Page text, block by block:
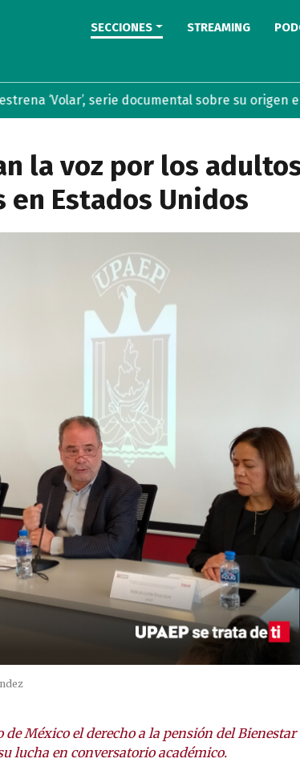
SECCIONES STREAMING
serie documental sobre su origen en
la voz por los
en Estados Unidos
México el derecho a la pensión del Bienestar
lucha en conversatorio académico.